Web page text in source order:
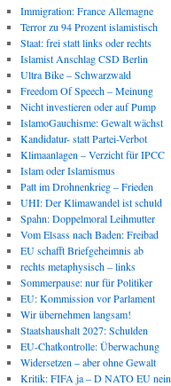
Immigration: France Allemagne
Terror zu 94 Prozent islamistisch
Staat: frei statt links oder rechts
Islamist Anschlag CSD Berlin
Ultra Bike – Schwarzwald
Freedom Of Speech – Meinung
Nicht investieren oder auf Pump
IslamoGauchisme: Gewalt wächst
Kandidatur- statt Partei-Verbot
Klimaanlagen – Verzicht für IPCC
Islam oder Islamismus
Patt im Drohnenkrieg – Frieden
UHI: Der Klimawandel ist schuld
Spahn: Doppelmoral Leihmutter
Vom Elsass nach Baden: Freibad
EU schafft Briefgeheimnis ab
rechts metaphysisch – links
Sommerpause: nur für Politiker
EU: Kommission vor Parlament
Wir übernehmen langsam!
Staatshaushalt 2027: Schulden
EU-Chatkontrolle: Überwachung
Widersetzen – aber ohne Gewalt
Kritik: FIFA ja – D NATO EU nein